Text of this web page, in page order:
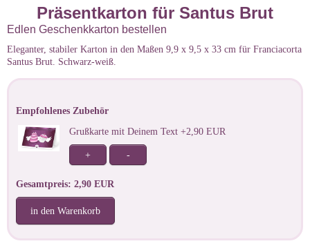
Präsentkarton für Santus Brut
Edlen Geschenkkarton bestellen
Eleganter, stabiler Karton in den Maßen 9,9 x 9,5 x 33 cm für Franciacorta
Santus Brut. Schwarz-weiß.
Empfohlenes Zubehör
Grußkarte mit Deinem Text +2,90 EUR
+ -
Gesamtpreis: 2,90 EUR
in den Warenkorb